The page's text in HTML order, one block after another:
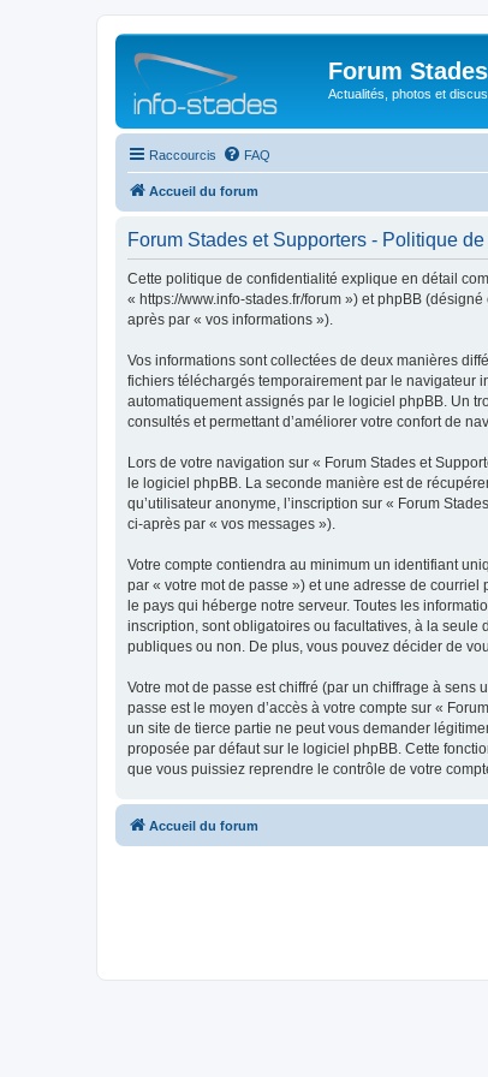
Forum
Actualités, photos et
Raccourcis FAQ
Accueil du forum
Forum Stades et Supporters - Politique
Cette politique de confidentialité explique en détail
« https://www.info-stades.fr/forum ») et phpBB
après par « vos informations »).
Vos informations sont collectées de deux manières
fichiers téléchargés temporairement par le navigateur
automatiquement assignés par le logiciel phpBB. Un
consultés et permettant d’améliorer votre confort de
Lors de votre navigation sur « Forum Stades et
le logiciel phpBB. La seconde manière est de
qu’utilisateur anonyme, l’inscription sur « Forum
ci-après par « vos messages »).
Votre compte contiendra au minimum un identifiant
par « votre mot de passe ») et une adresse de
le pays qui héberge notre serveur. Toutes les
inscription, sont obligatoires ou facultatives, à la seule
publiques ou non. De plus, vous pouvez décider de
Votre mot de passe est chiffré (par un chiffrage à sens
passe est le moyen d’accès à votre compte sur «
un site de tierce partie ne peut vous demander
proposée par défaut sur le logiciel phpBB. Cette
que vous puissiez reprendre le contrôle de votre
Accueil du forum